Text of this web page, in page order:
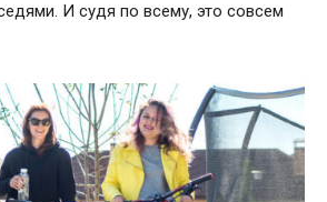
И судя по всему, это совсем